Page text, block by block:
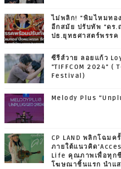
ไม่พลิก! "พิมไหมทอ
อีกสมัย ปรับทัพ "ดร.
ปธ.ยุทธศาสตร์พรรค
ซีรีส์วาย ลอยแก้ว
"TIFFCOM 2024"
Festival)
Melody Plus
CP LAND พลิกโฉม
ภายใต้แนวคิด
Life คุณภาพเพื่อทุก
โฆษณาชิ้นแรก นำแส